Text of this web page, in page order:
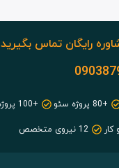
رایگان تماس بگیرید
+80 پروژه سئو
+100 پروژه ادز
12 نیروی متخصص